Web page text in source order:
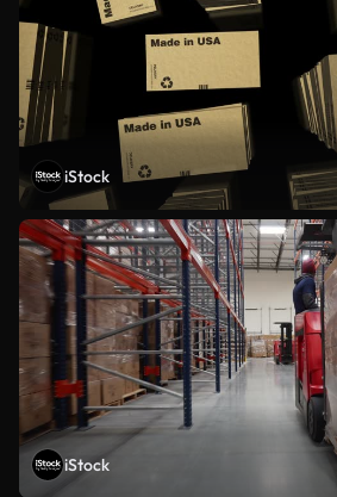
iStock
iStock